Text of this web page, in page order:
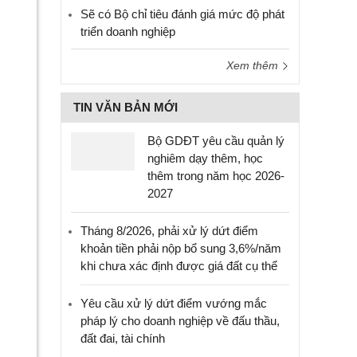
Sẽ có Bộ chỉ tiêu đánh giá mức độ phát
triển doanh nghiệp
Xem thêm
TIN VĂN BẢN MỚI
Bộ GDĐT yêu cầu quản lý
nghiêm dạy thêm, học
thêm trong năm học 2026-
2027
Tháng 8/2026, phải xử lý dứt điểm
khoản tiền phải nộp bổ sung 3,6%/năm
khi chưa xác định được giá đất cụ thể
Yêu cầu xử lý dứt điểm vướng mắc
pháp lý cho doanh nghiệp về đấu thầu,
đất đai, tài chính